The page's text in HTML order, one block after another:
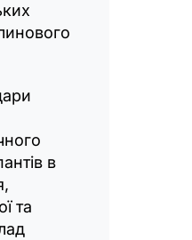
в
та